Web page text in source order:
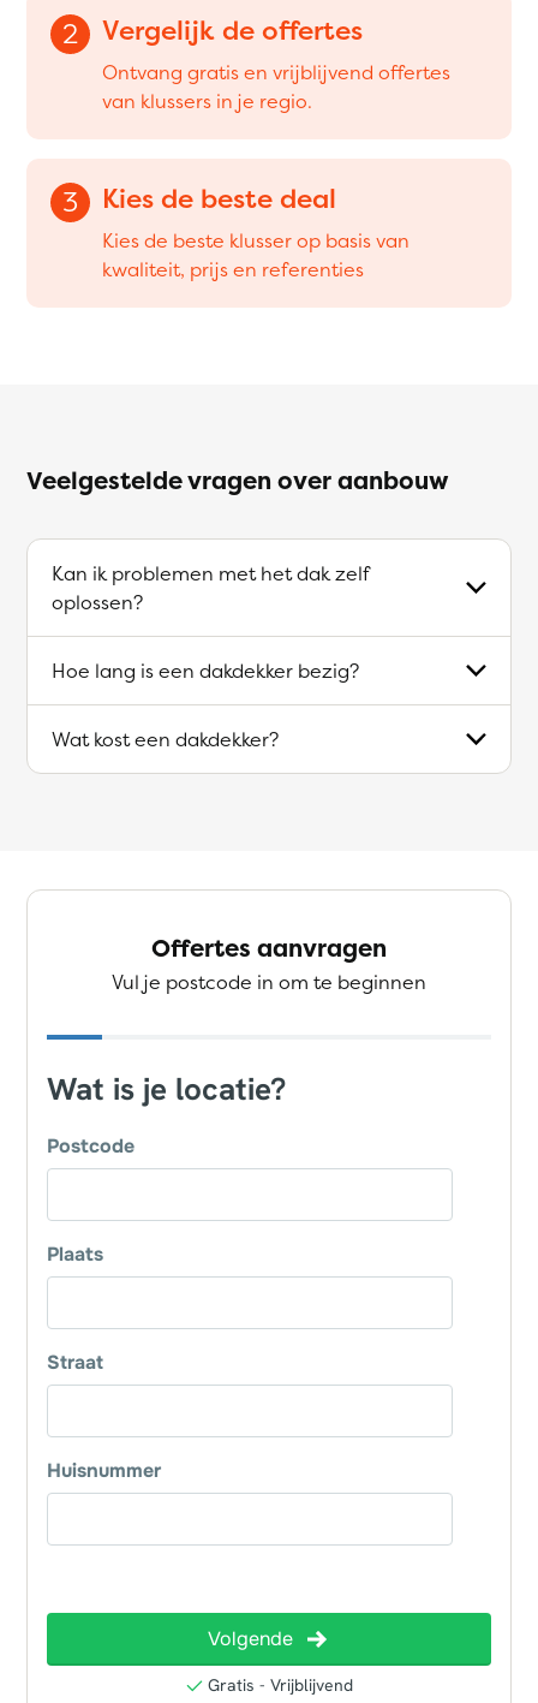
2 Vergelijk de offertes
Ontvang gratis en vrijblijvend offertes
van klussers in je regio.
3 Kies de beste deal
Kies de beste klusser op basis van
kwaliteit, prijs en referenties
Veelgestelde vragen over aanbouw
Kan ik problemen met het dak zelf
oplossen?
Hoe lang is een dakdekker bezig?
Wat kost een dakdekker?
Offertes aanvragen
Vul je postcode in om te beginnen